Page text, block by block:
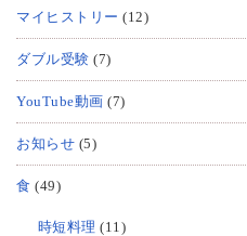
マイヒストリー (12)
ダブル受験 (7)
YouTube動画 (7)
お知らせ (5)
食 (49)
時短料理 (11)